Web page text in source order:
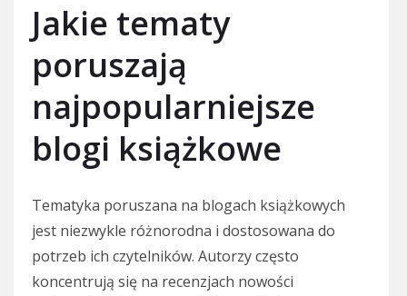
Jakie tematy
poruszają
najpopularniejsze
blogi książkowe
Tematyka poruszana na blogach książkowych
jest niezwykle różnorodna i dostosowana do
potrzeb ich czytelników. Autorzy często
koncentrują się na recenzjach nowości